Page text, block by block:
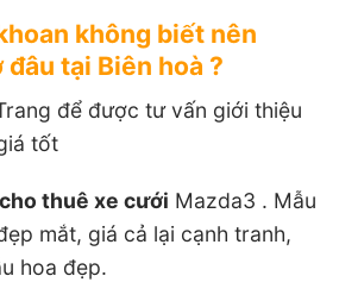
không biết nên
đâu tại Biên hoà ?
để được tư vấn giới thiệu
tốt
thuê xe cưới Mazda3 . Mẫu
mắt, giá cả lại cạnh tranh,
hoa đẹp.